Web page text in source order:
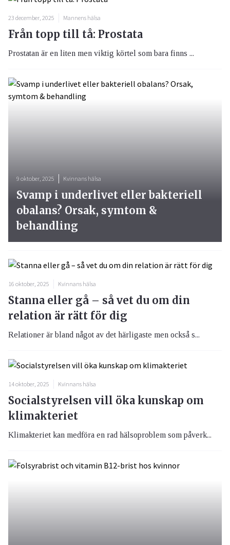
23 december, 2025 Mannens hälsa
Från topp till tå: Prostata
Prostatan är en liten men viktig körtel som bara finns ...
16 oktober, 2025 Kvinnans hälsa
Stanna eller gå – så vet du om din
relation är rätt för dig
Relationer är bland något av det härligaste men också s...
14 oktober, 2025 Kvinnans hälsa
Socialstyrelsen vill öka kunskap om
klimakteriet
Klimakteriet kan medföra en rad hälsoproblem som påverk...
9 oktober, 2025 Kvinnans hälsa
Svamp i underlivet eller bakteriell
obalans? Orsak, symtom &
behandling